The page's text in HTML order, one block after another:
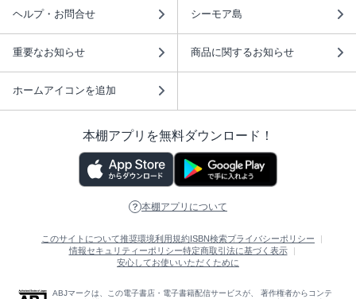
ヘルプ・お問合せ シーモア島
重要なお知らせ 商品に関するお知らせ
ホームアイコンを追加
本棚アプリを無料ダウンロード！
本棚アプリについて
このサイトについて推奨環境利用規約 ISBN検索プライバシーポリシー
情報セキュリティーポリシー特定商取引法に基づく表示
安心してお使いいただくために
ABJマークは、この電子書店・電子書籍配信サービスが、 著作権者からコンテ